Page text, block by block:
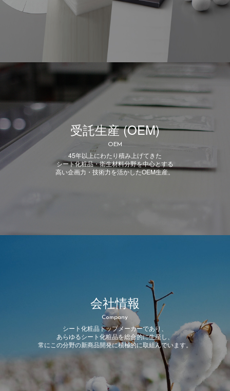
受託生産 (OEM)
OEM
45年以上にわたり積み上げてきた
シート化粧品・衛生材料分野を中心とする
高い企画力・技術力を活かしたOEM生産。
会社情報
Company
シート化粧品トップメーカーであり、
あらゆるシート化粧品を総合的に生産し、
常にこの分野の新商品開発に積極的に取組んでいます。